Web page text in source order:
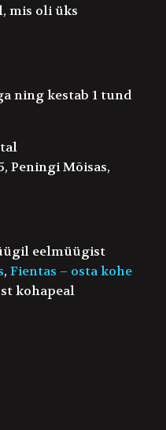
mis oli üks
ning kestab 1 tund
Peningi Mõisas,
eelmüügist
, Fientas – osta kohe
kohapeal